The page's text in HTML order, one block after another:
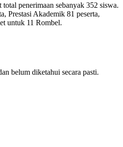
penerimaan sebanyak 352 siswa.
Prestasi Akademik 81 peserta,
untuk 11 Rombel.
belum diketahui secara pasti.